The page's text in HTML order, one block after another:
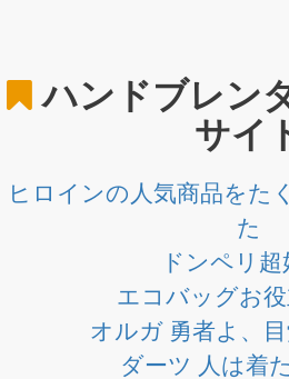
ハンドブレン
サイ
ヒロインの人気商品をた
た
ドンペリ
エコバッグお
オルガ 勇者よ、
ダーツ 人は着